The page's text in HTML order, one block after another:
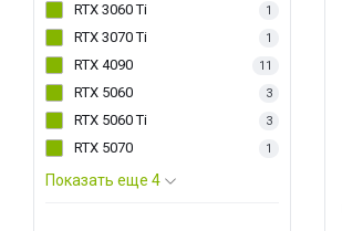
RTX 3060 Ti 1
RTX 3070 Ti 1
RTX 4090 11
RTX 5060 3
RTX 5060 Ti 3
RTX 5070 1
Показать еще 4